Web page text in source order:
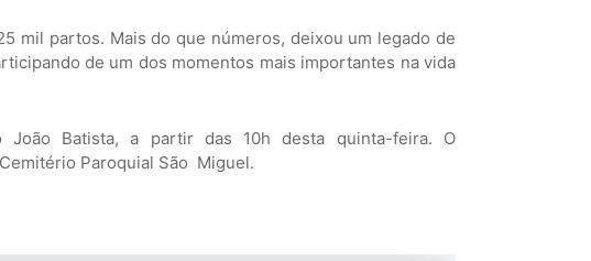
mil partos. Mais do que números, deixou um legado de
de um dos momentos mais importantes na vida
Batista, a partir das 10h desta quinta-feira. O
Paroquial São Miguel.